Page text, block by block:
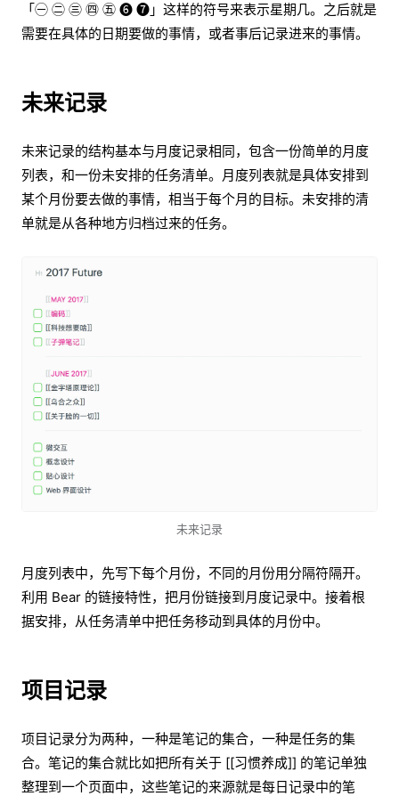
「㊀ ㊁ ㊂ ㊃ ㊄ ❻ ❼」这样的符号来表示星期几。之后就是
需要在具体的日期要做的事情，或者事后记录进来的事情。
未来记录
未来记录的结构基本与月度记录相同，包含一份简单的月度
列表，和一份未安排的任务清单。月度列表就是具体安排到
某个月份要去做的事情，相当于每个月的目标。未安排的清
单就是从各种地方归档过来的任务。
未来记录
月度列表中，先写下每个月份，不同的月份用分隔符隔开。
利用 Bear 的链接特性，把月份链接到月度记录中。接着根
据安排，从任务清单中把任务移动到具体的月份中。
项目记录
项目记录分为两种，一种是笔记的集合，一种是任务的集
合。笔记的集合就比如把所有关于 [[习惯养成]] 的笔记单独
整理到一个页面中，这些笔记的来源就是每日记录中的笔